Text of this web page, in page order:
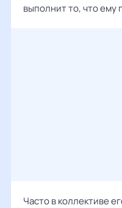
выполнит то, что ему
Часто в коллективе